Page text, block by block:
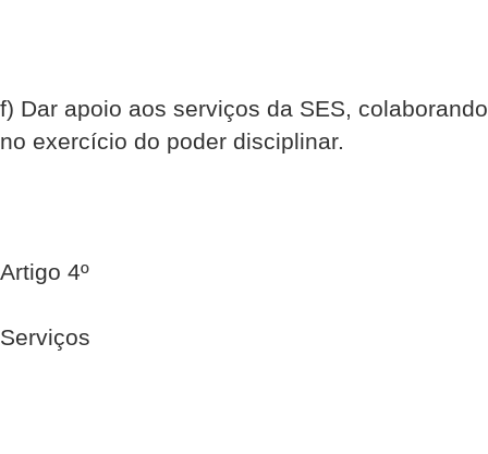
f) Dar apoio aos serviços da SES,
no exercício do poder disciplinar.
Artigo 4º
Serviços